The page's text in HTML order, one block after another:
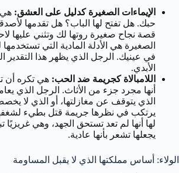
الإيماءات الصغيرة كدليل على العشق:
حبك. هل تفتح لها الباب؟ هل تقدمها
قصة نجاح صغيرة روتها لك وتثني عليها
الصغيرة هي الأدلة المادية التي
في عينيك. الرجل الذي يظهر هذا التقدير
الأبدي.
اللامبالاة كجريمة ضد الحب: هي تكره أن
أنها مجرد جزء من الأثاث. الرجل الذي
الذي يتوقف عن مغازلتها، أو الذي لا
يرتكب في نظرها جريمة قتل بطيء
لها أنها لم تعد تستحق الجهد، وهي
يجعلها تشعر بأنها عادية.
الولاء: أساس مملكتها الذي لا يقبل المساومة